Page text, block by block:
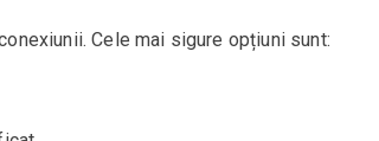
Cele mai sigure opțiuni sunt: